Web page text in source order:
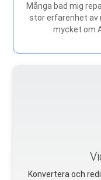
Många bad mig
stor erfarenhet av
mycket om
Konvertera och